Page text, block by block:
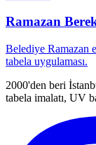
Ramazan
Belediye Ramazan
tabela uygulaması.
2000'den beri
tabela imalatı, UV